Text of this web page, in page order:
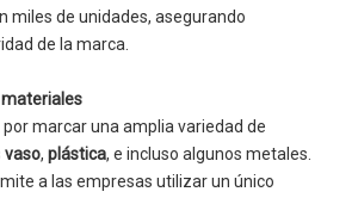
miles de unidades, asegurando
de la marca.
por marcar una amplia variedad de
vaso, plástica, e incluso algunos metales.
a las empresas utilizar un único